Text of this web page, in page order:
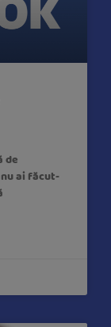
de
ai făcut-